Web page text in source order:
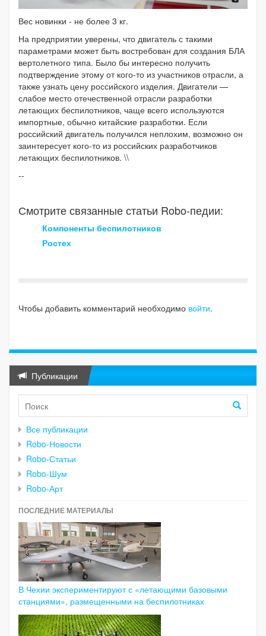
Вес новинки - не более 3 кг.
На предприятии уверены, что двигатель с такими
параметрами может быть востребован для создания БЛА
вертолетного типа. Было бы интересно получить
подтверждение этому от кого-то из участников отрасли, а
также узнать цену российского изделия. Двигатели —
слабое место отечественной отрасли разработки
летающих беспилотников, чаще всего используются
импортные, обычно китайские разработки. Если
российский двигатель получился неплохим, возможно он
заинтересует кого-то из российских разработчиков
летающих беспилотников. \\
--
Смотрите связанные статьи Robo-педии:
Компоненты беспилотников
Ростех
Чтобы добавить комментарий необходимо войти.
Публикации
Все публикации
Robo-Новости
Robo-Статьи
Robo-Шум
Robo-Арт
ПОСЛЕДНИЕ МАТЕРИАЛЫ
В Чехии экспериментируют с «летающими базовыми
станциями», размещенными на беспилотниках